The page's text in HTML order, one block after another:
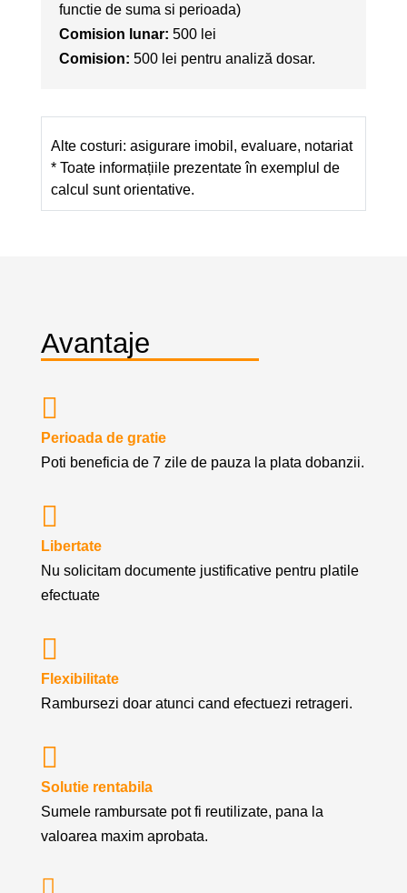
functie de suma si perioada)
Comision lunar: 500 lei
Comision: 500 lei pentru analiză dosar.
Alte costuri: asigurare imobil, evaluare, notariat
* Toate informațiile prezentate în exemplul de
calcul sunt orientative.
Avantaje

Perioada de gratie
Poti beneficia de 7 zile de pauza la plata dobanzii.

Libertate
Nu solicitam documente justificative pentru platile
efectuate

Flexibilitate
Rambursezi doar atunci cand efectuezi retrageri.

Solutie rentabila
Sumele rambursate pot fi reutilizate, pana la
valoarea maxim aprobata.
